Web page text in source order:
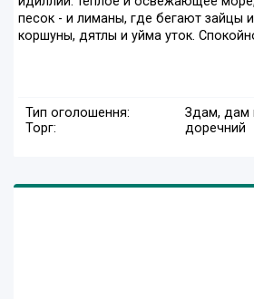
песок - и лиманы, где бегают зайцы
коршуны, дятлы и уйма уток.
Тип оголошення:
Здам, дам
Торг:
доречний